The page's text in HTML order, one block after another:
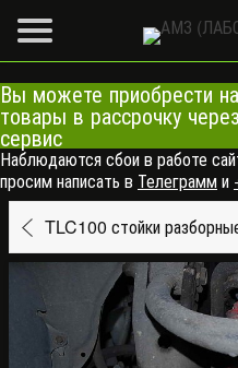
Вы можете приобрести
товары в рассрочку через
сервис
Наблюдаются сбои в работе
просим написать в Телеграмми
TLC100 стойки